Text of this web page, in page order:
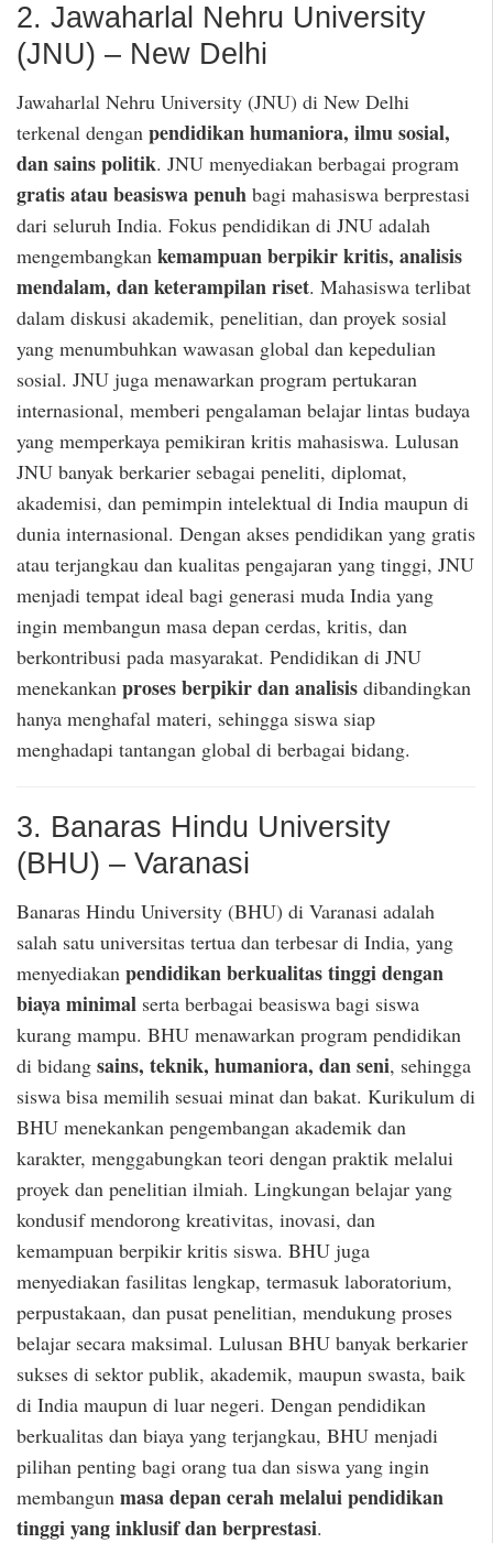
2. Jawaharlal Nehru University
(JNU) – New Delhi
Jawaharlal Nehru University (JNU) di New Delhi
terkenal dengan pendidikan humaniora, ilmu sosial,
dan sains politik. JNU menyediakan berbagai program
gratis atau beasiswa penuh bagi mahasiswa berprestasi
dari seluruh India. Fokus pendidikan di JNU adalah
mengembangkan kemampuan berpikir kritis, analisis
mendalam, dan keterampilan riset. Mahasiswa terlibat
dalam diskusi akademik, penelitian, dan proyek sosial
yang menumbuhkan wawasan global dan kepedulian
sosial. JNU juga menawarkan program pertukaran
internasional, memberi pengalaman belajar lintas budaya
yang memperkaya pemikiran kritis mahasiswa. Lulusan
JNU banyak berkarier sebagai peneliti, diplomat,
akademisi, dan pemimpin intelektual di India maupun di
dunia internasional. Dengan akses pendidikan yang gratis
atau terjangkau dan kualitas pengajaran yang tinggi, JNU
menjadi tempat ideal bagi generasi muda India yang
ingin membangun masa depan cerdas, kritis, dan
berkontribusi pada masyarakat. Pendidikan di JNU
menekankan proses berpikir dan analisis dibandingkan
hanya menghafal materi, sehingga siswa siap
menghadapi tantangan global di berbagai bidang.
3. Banaras Hindu University
(BHU) – Varanasi
Banaras Hindu University (BHU) di Varanasi adalah
salah satu universitas tertua dan terbesar di India, yang
menyediakan pendidikan berkualitas tinggi dengan
biaya minimal serta berbagai beasiswa bagi siswa
kurang mampu. BHU menawarkan program pendidikan
di bidang sains, teknik, humaniora, dan seni, sehingga
siswa bisa memilih sesuai minat dan bakat. Kurikulum di
BHU menekankan pengembangan akademik dan
karakter, menggabungkan teori dengan praktik melalui
proyek dan penelitian ilmiah. Lingkungan belajar yang
kondusif mendorong kreativitas, inovasi, dan
kemampuan berpikir kritis siswa. BHU juga
menyediakan fasilitas lengkap, termasuk laboratorium,
perpustakaan, dan pusat penelitian, mendukung proses
belajar secara maksimal. Lulusan BHU banyak berkarier
sukses di sektor publik, akademik, maupun swasta, baik
di India maupun di luar negeri. Dengan pendidikan
berkualitas dan biaya yang terjangkau, BHU menjadi
pilihan penting bagi orang tua dan siswa yang ingin
membangun masa depan cerah melalui pendidikan
tinggi yang inklusif dan berprestasi.